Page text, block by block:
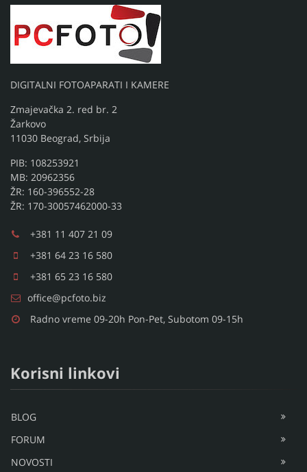
DIGITALNI FOTOAPARATI I KAMERE
Zmajevačka 2. red br. 2
Žarkovo
11030 Beograd, Srbija
PIB: 108253921
MB: 20962356
ŽR: 160-396552-28
ŽR: 170-30057462000-33
+381 11 407 21 09
+381 64 23 16 580
+381 65 23 16 580
office@pcfoto.biz
Radno vreme 09-20h Pon-Pet, Subotom 09-15h
Korisni linkovi
BLOG
FORUM
NOVOSTI